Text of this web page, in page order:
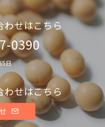
わせはこちら
0390
日
わせはこちら